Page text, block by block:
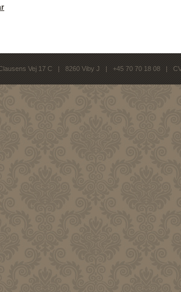
Vej 17 C | 8260 Viby J | +45 70 70 18 08 |